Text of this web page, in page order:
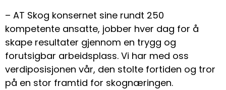
– AT Skog konsernet sine rundt 250
kompetente ansatte, jobber hver dag for å
skape resultater gjennom en trygg og
forutsigbar arbeidsplass. Vi har med oss
verdiposisjonen vår, den stolte fortiden og tror
på en stor framtid for skognæringen.